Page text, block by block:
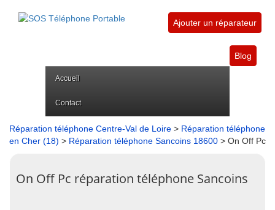
Ajouter un réparateur
Blog
Accueil
Contact
Réparation téléphone Centre-Val de Loire > Réparation téléphone
en Cher (18) > Réparation téléphone Sancoins 18600 > On Off Pc
On Off Pc réparation téléphone Sancoins